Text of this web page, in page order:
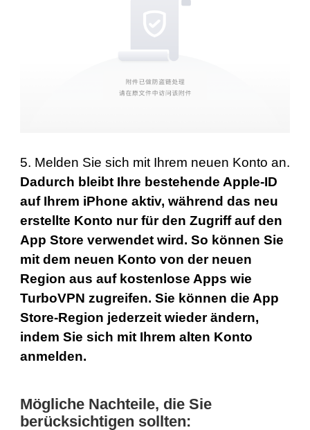
5. Melden Sie sich mit Ihrem neuen Konto an.
Dadurch bleibt Ihre bestehende Apple-ID
auf Ihrem iPhone aktiv, während das neu
erstellte Konto nur für den Zugriff auf den
App Store verwendet wird. So können Sie
mit dem neuen Konto von der neuen
Region aus auf kostenlose Apps wie
TurboVPN zugreifen. Sie können die App
Store-Region jederzeit wieder ändern,
indem Sie sich mit Ihrem alten Konto
anmelden.
Mögliche Nachteile, die Sie
berücksichtigen sollten: